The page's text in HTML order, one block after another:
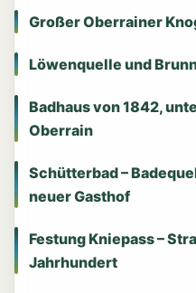
Großer Oberrainer
Löwenquelle und
Badhaus von 1842,
Oberrain
Schütterbad –
neuer Gasthof
Festung Kniepass –
Jahrhundert